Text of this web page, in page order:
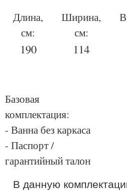
Длина,
см:
190
Ширина,
см:
114
Базовая
комплектация:
- Ванна без каркаса
- Паспорт /
гарантийный талон
В данную